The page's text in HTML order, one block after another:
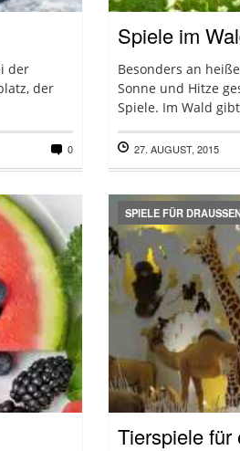
der
der
0
Spiele im
Besonders an
Sonne und Hitze
Spiele. Im Wald
27. AUGUST, 2015
SPIELE FÜR DRAUSSEN
Tierspiele für